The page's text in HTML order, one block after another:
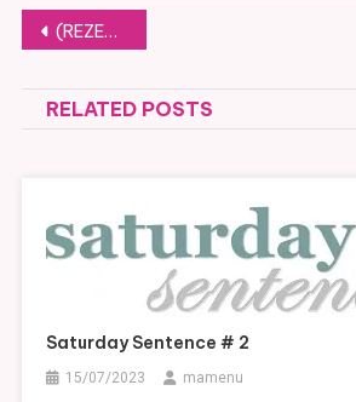
Beitragsnavigation
(REZENSION) Schwestern im Geiste von Marie Pierre
RELATED POSTS
Saturday Sentence # 2
15/07/2023 mamenu